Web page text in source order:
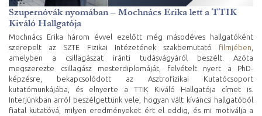
Szupernóvák nyomában – Mochnács Erika lett a TTIK
Kiváló Hallgatója
Mochnács Erika három évvel ezelőtt még másodéves hallgatóként
szerepelt az SZTE Fizikai Intézetének szakbemutató filmjében
amelyben a csillagászat iránti tudásvágyáról beszélt. Azóta
megszerezte csillagász mesterdiplomáját, felvételt nyert a PhD-
képzésre, bekapcsolódott az Asztrofizikai Kutatócsoport
kutatómunkájába, és elnyerte a TTIK Kiváló Hallgatója címet is.
Interjúnkban arról beszélgettünk vele, hogyan vált kíváncsi hallgatóból
fiatal kutatóvá, milyen eredményeket ért el eddig, és mi motiválja a